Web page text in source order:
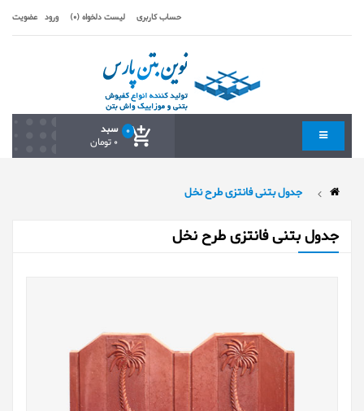
حساب کاربری لیست دلخواه (0) ورود عضویت
سبد 0
0 تومان
جدول بتنی فانتزی طرح نخل
جدول بتنی فانتزی طرح نخل